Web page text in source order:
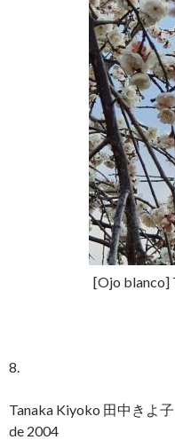
[Ojo blanco]
8.
Tanaka Kiyoko 田中きよ
de 2004